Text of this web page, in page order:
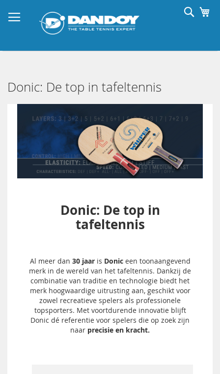
naar
de
Donic: De top in tafeltennis
Donic: De top in
tafeltennis
Al meer dan 30 jaaris Doniceen toonaangevend
merk in de wereld van het tafeltennis. Dankzij de
combinatie van traditie en technologie biedt het
merk hoogwaardige uitrusting aan, geschikt voor
zowel recreatieve spelers als professionele
topsporters. Met voortdurende innovatie blijft
Donic dé referentie voor spelers die op zoek zijn
naar precisie en kracht.